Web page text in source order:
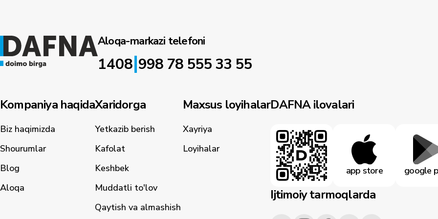
Aloqa-markazi telefoni
1408|998 78 555 33 55
Kompaniya haqida
Biz haqimizda
Shourumlar
Blog
Aloqa
Xaridorga
Yetkazib berish
Kafolat
Keshbek
Muddatli to'lov
Qaytish va almashish
Maxsus loyihalar
Xayriya
Loyihalar
DAFNA ilovalari
app store google
Ijtimoiy tarmoqlarda